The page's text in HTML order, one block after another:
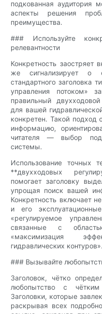
подкованная аудитория
аспекты решения
преимущества.
### Используйте
релевантности
Конкретность заостряет
же сигнализирует о
стандартного заголовка
управления потоком»
правильный
для вашей
конкретен. Такой подход
информацию,
читателя — выбор
системы.
Использование точных
**двухходовых
помогает заголовку
упрощая поиск вашей
Конкретность включает
и его
«регулируемое
связанные с
«максимизация
гидравлических контуров».
### Вызывайте
Заголовок, чётко
любопытство с чётким
Заголовки, которые
раскрывая всех